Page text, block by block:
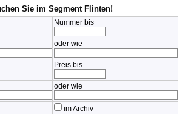
Sie im Segment Flinten!
Nummer bis
oder wie
Preis bis
oder wie
im Archiv